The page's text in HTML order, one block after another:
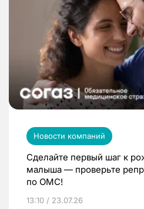
Новости компаний
Сделайте первый шаг к
малыша — проверьте
по ОМС!
13:10 / 23.07.26